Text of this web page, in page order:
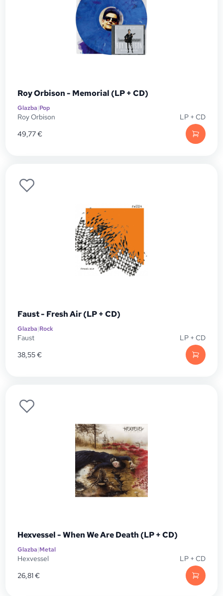
Roy Orbison - Memorial (LP + CD)
Glazba|Pop
Roy Orbison
LP + CD
49,77€
Faust - Fresh Air (LP + CD)
Glazba|Rock
Faust
LP + CD
38,55€
Hexvessel - When We Are Death (LP + CD)
Glazba|Metal
Hexvessel
LP + CD
26,81€